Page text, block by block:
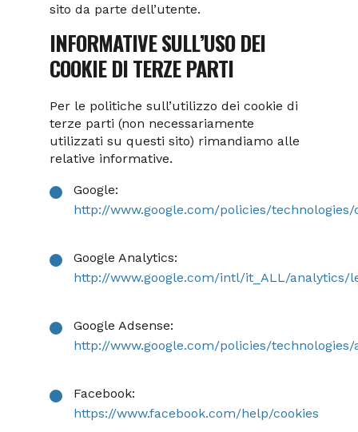
sito da parte dell’utente.
INFORMATIVE SULL’USO DEI
COOKIE DI TERZE PARTI
Per le politiche sull’utilizzo dei cookie di
terze parti (non necessariamente
utilizzati su questi sito) rimandiamo alle
relative informative.
Google:
http://www.google.com/policies/technologies/
Google Analytics:
http://www.google.com/intl/it_ALL/analytics/
Google Adsense:
http://www.google.com/policies/technologies/
Facebook:
https://www.facebook.com/help/cookies